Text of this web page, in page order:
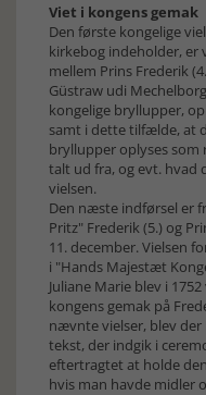
Viet i kongens gemak
Den første kongelige
kirkebog indeholder, er
mellem Prins Frederik
Güstraw udi
kongelige bryllupper,
samt i dette tilfælde, at
bryllupper oplyses som
talt ud fra, og evt. hvad
vielsen.
Den næste indførsel er
Pritz" Frederik (5.) og
11. december. Vielsen
i "Hands Majestæt
Juliane Marie blev i
kongens gemak på
nævnte vielser, blev
tekst, der indgik i
eftertragtet at holde
hvis man havde midler